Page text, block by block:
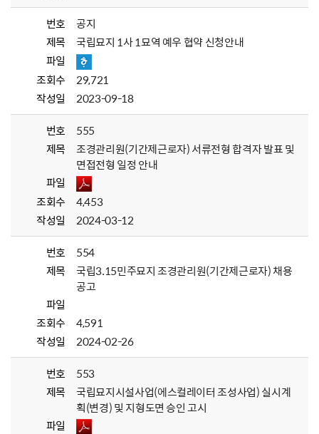
번호
공지
제목
국립묘지 1사 1묘역 예우 협약 신청안내
파일
조회수
29,721
작성일
2023-09-18
번호
555
제목
조경관리원(기간제근로자) 서류전형 합격자 발표 및
면접전형 일정 안내
파일
조회수
4,453
작성일
2024-03-12
번호
554
제목
국립3.15민주묘지 조경관리원(기간제근로자) 채용
공고
파일
조회수
4,591
작성일
2024-02-26
번호
553
제목
국립묘지시설사업(에스컬레이터 조성사업) 실시계
획(변경) 및 지형도면 승인 고시
파일